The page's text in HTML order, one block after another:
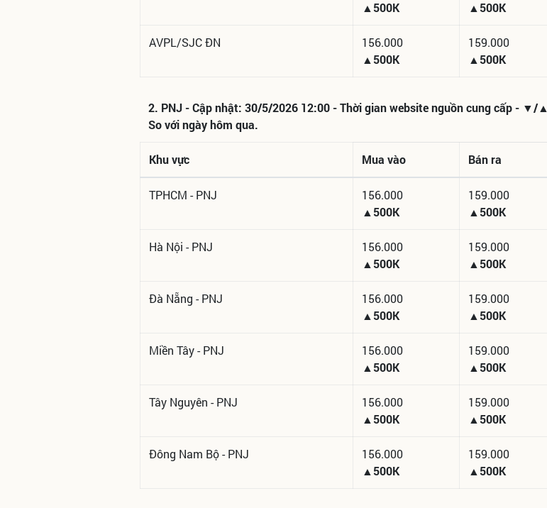
▲500K
▲500K
AVPL/SJC ĐN
156.000
▲500K
159.000
▲500K
2. PNJ - Cập nhật: 30/5/2026 12:00 - Thời gian website nguồn cung cấp - ▼/▲
So với ngày hôm qua.
Khu vực Mua vào Bán ra
TPHCM - PNJ
156.000
▲500K
159.000
▲500K
Hà Nội - PNJ
156.000
▲500K
159.000
▲500K
Đà Nẵng - PNJ
156.000
▲500K
159.000
▲500K
Miền Tây - PNJ
156.000
▲500K
159.000
▲500K
Tây Nguyên - PNJ
156.000
▲500K
159.000
▲500K
Đông Nam Bộ - PNJ
156.000
▲500K
159.000
▲500K